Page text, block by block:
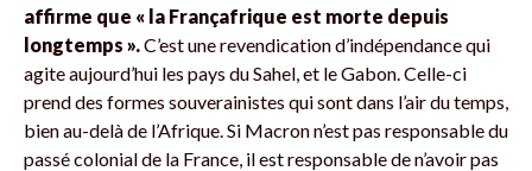
affirme que « la Françafrique est morte depuis
longtemps ».C’est une revendication d’indépendance qui
agite aujourd’hui les pays du Sahel, et le Gabon. Celle-ci
prend des formes souverainistes qui sont dans l’air du temps,
bien au-delà de l’Afrique. Si Macron n’est pas responsable du
passé colonial de la France, il est responsable de n’avoir pas